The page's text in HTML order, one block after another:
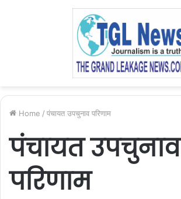
Home / पंचायत उपचुनाव परिणाम
पंचायत उपचुनाव
परिणाम